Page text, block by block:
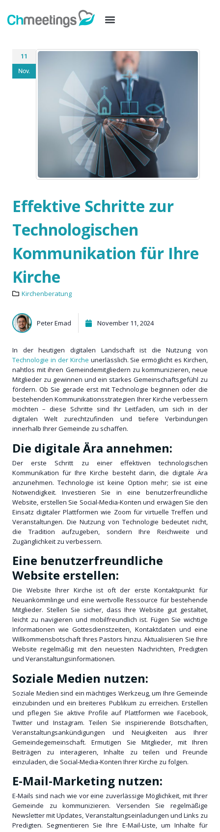
11
Nov.
Effektive Schritte zur
Technologischen
Kommunikation für Ihre
Kirche
Kirchenberatung
Peter Emad November 11, 2024
In der heutigen digitalen Landschaft ist die Nutzung von
Technologie in der Kirche unerlässlich. Sie ermöglicht es Kirchen,
nahtlos mit ihren Gemeindemitgliedern zu kommunizieren, neue
Mitglieder zu gewinnen und ein starkes Gemeinschaftsgefühl zu
fördern. Ob Sie gerade erst mit Technologie beginnen oder die
bestehenden Kommunikationsstrategien Ihrer Kirche verbessern
möchten – diese Schritte sind Ihr Leitfaden, um sich in der
digitalen Welt zurechtzufinden und tiefere Verbindungen
innerhalb Ihrer Gemeinde zu schaffen.
Die digitale Ära annehmen:
Der erste Schritt zu einer effektiven technologischen
Kommunikation für Ihre Kirche besteht darin, die digitale Ära
anzunehmen. Technologie ist keine Option mehr; sie ist eine
Notwendigkeit. Investieren Sie in eine benutzerfreundliche
Website, erstellen Sie Social-Media-Konten und erwägen Sie den
Einsatz digitaler Plattformen wie Zoom für virtuelle Treffen und
Veranstaltungen. Die Nutzung von Technologie bedeutet nicht,
die Tradition aufzugeben, sondern Ihre Reichweite und
Zugänglichkeit zu verbessern.
Eine benutzerfreundliche
Website erstellen:
Die Website Ihrer Kirche ist oft der erste Kontaktpunkt für
Neuankömmlinge und eine wertvolle Ressource für bestehende
Mitglieder. Stellen Sie sicher, dass Ihre Website gut gestaltet,
leicht zu navigieren und mobilfreundlich ist. Fügen Sie wichtige
Informationen wie Gottesdienstzeiten, Kontaktdaten und eine
Willkommensbotschaft Ihres Pastors hinzu. Aktualisieren Sie Ihre
Website regelmäßig mit den neuesten Nachrichten, Predigten
und Veranstaltungsinformationen.
Soziale Medien nutzen:
Soziale Medien sind ein mächtiges Werkzeug, um Ihre Gemeinde
einzubinden und ein breiteres Publikum zu erreichen. Erstellen
und pflegen Sie aktive Profile auf Plattformen wie Facebook,
Twitter und Instagram. Teilen Sie inspirierende Botschaften,
Veranstaltungsankündigungen und Neuigkeiten aus Ihrer
Gemeindegemeinschaft. Ermutigen Sie Mitglieder, mit Ihren
Beiträgen zu interagieren, Inhalte zu teilen und Freunde
einzuladen, die Social-Media-Konten Ihrer Kirche zu folgen.
E-Mail-Marketing nutzen:
E-Mails sind nach wie vor eine zuverlässige Möglichkeit, mit Ihrer
Gemeinde zu kommunizieren. Versenden Sie regelmäßige
Newsletter mit Updates, Veranstaltungseinladungen und Links zu
Predigten. Segmentieren Sie Ihre E-Mail-Liste, um Inhalte für